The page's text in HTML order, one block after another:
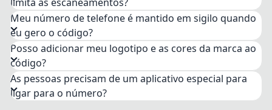
do telefone, o discador abre com seu número
completo já inserido – basta tocar no botão de
chamada. Ninguém precisa ler dígitos minúsculos
em uma placa ou digitá-los novamente, o que
significa menos discagens incorretas e mais
chamadas concluídas para sua empresa.
Meu número de telefone é mantido em sigilo quando
eu gero o código?
Posso adicionar meu logotipo e as cores da marca ao
código?
As pessoas precisam de um aplicativo especial para
ligar para o número?